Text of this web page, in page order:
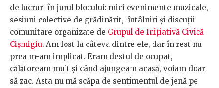
de lucruri în jurul blocului: mici evenimente muzicale,
sesiuni colective de grădinărit, întâlniri și discuții
comunitare organizate de Grupul de Inițiativă Civică
Cișmigiu. Am fost la câteva dintre ele, dar în rest nu
prea m-am implicat. Eram destul de ocupat,
călătoream mult și când ajungeam acasă, voiam doar
să zac. Asta nu mă scăpa de sentimentul de jenă pe